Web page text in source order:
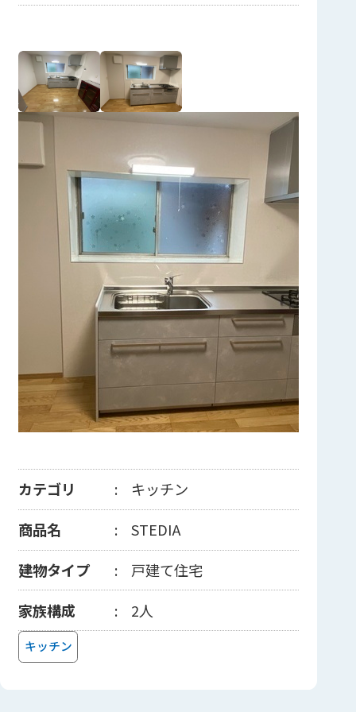
カテゴリ
キッチン
商品名
STEDIA
建物タイプ
戸建て住宅
家族構成
2人
キッチン